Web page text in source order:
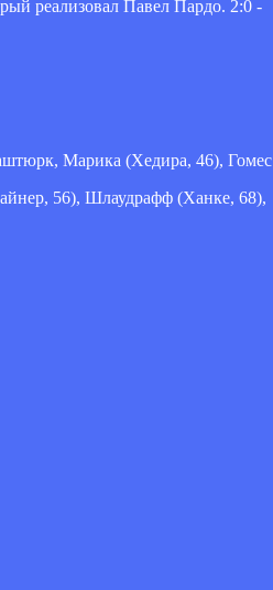
реализовал Павел Пардо. 2:0 -
Марика (Хедира, 46), Гомес
56), Шлаудрафф (Ханке, 68),